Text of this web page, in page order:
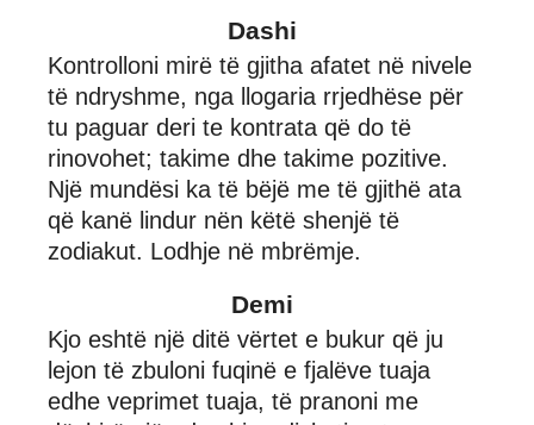
Dashi
Kontrolloni mirë të gjitha afatet në nivele
të ndryshme, nga llogaria rrjedhëse për
tu paguar deri te kontrata që do të
rinovohet; takime dhe takime pozitive.
Një mundësi ka të bëjë me të gjithë ata
që kanë lindur nën këtë shenjë të
zodiakut. Lodhje në mbrëmje.
Demi
Kjo eshtë një ditë vërtet e bukur që ju
lejon të zbuloni fuqinë e fjalëve tuaja
edhe veprimet tuaja, të pranoni me